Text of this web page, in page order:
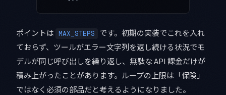
ポイントは MAX_STEPS
です。初期の実装でこれを入れ
ておらず、ツールがエラー文字列を返し続ける状況でモ
デルが同じ呼び出しを繰り返し、無駄な API 課金だけが
積み上がったことがあります。ループの上限は「保険」
ではなく必須の部品だと考えるようになりました。